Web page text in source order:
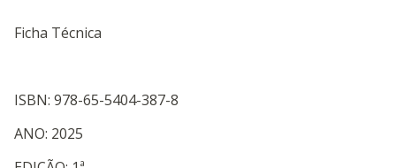
Ficha Técnica
ISBN: 978-65-5404-387-8
ANO: 2025